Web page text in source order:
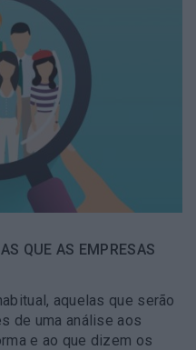
QUE AS EMPRESAS
aquelas que serão
de uma análise aos
e ao que dizem os